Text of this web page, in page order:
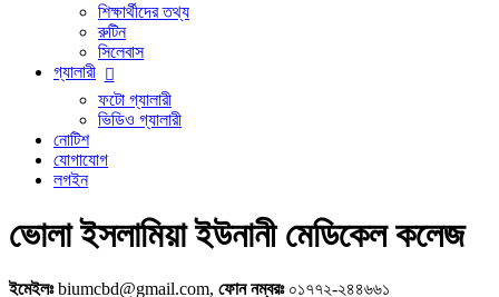
শিক্ষার্থীদের তথ্য
রুটিন
সিলেবাস
গ্যালারী
ফটো গ্যালারী
ভিডিও গ্যালারী
নোটিশ
যোগাযোগ
লগইন
ভোলা ইসলামিয়া ইউনানী মেডিকেল কলেজ
ইমেইলঃbiumcbd@gmail.com, ফোন নম্বরঃ০১৭৭২-২৪৪৬৬১